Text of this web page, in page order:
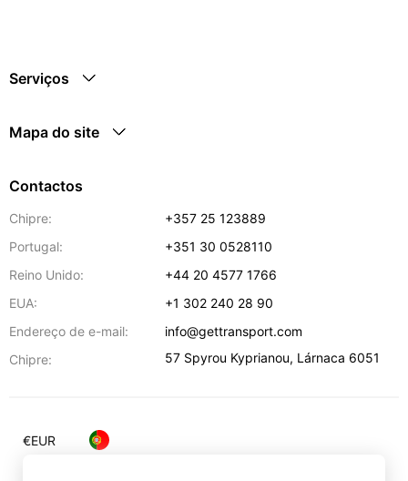
Serviços
Mapa do site
Contactos
Chipre:
+357 25 123889
Portugal:
+351 30 0528110
Reino Unido:
+44 20 4577 1766
EUA:
+1 302 240 28 90
Endereço de e-mail:
info@gettransport.com
Chipre:
57 Spyrou Kyprianou, Lárnaca 6051
€EUR